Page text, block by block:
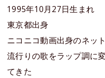
1995年10月27日生まれ
東京都出身
ニコニコ動画出身のネッ
流行りの歌をラップ調に
てきた